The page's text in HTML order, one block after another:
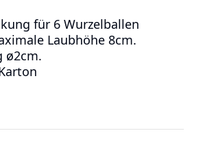
für 6 Wurzelballen
Laubhöhe 8cm.
ø2cm.